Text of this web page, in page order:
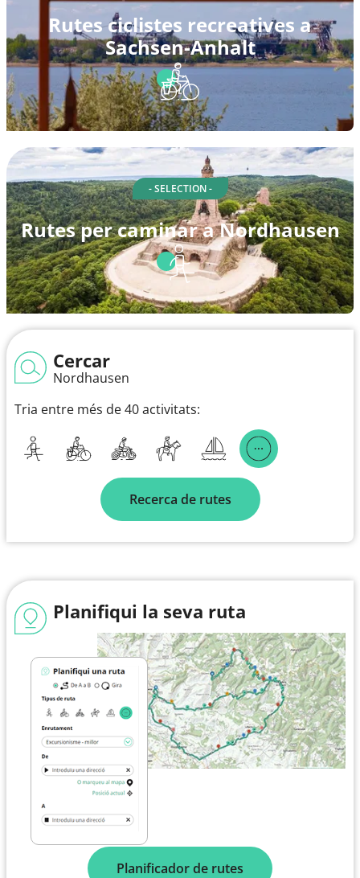
Rutes ciclistes recreatives a
Sachsen-Anhalt
- SELECTION -
Rutes per caminar a Nordhausen
Cercar
Nordhausen
Tria entre més de 40 activitats:
Recerca de rutes
Planifiqui la seva ruta
Planificador de rutes